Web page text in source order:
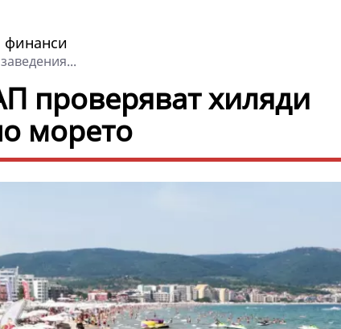
проверяват хиляди
морето